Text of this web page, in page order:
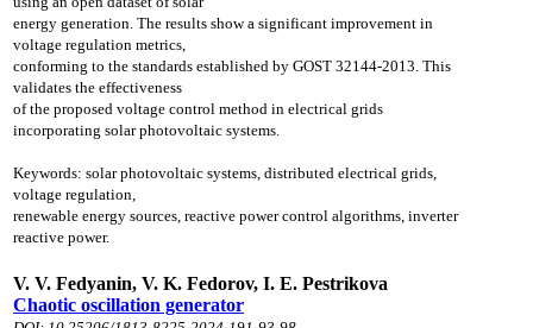
energy generation. The results showa significant improvement in
voltage regulation metrics,
conforming to the standards established by GOST 32144-2013. This
validates the effectiveness
of the proposed voltage control method in electrical grids
incorporating solar photovoltaic systems.
Keywords: solar photovoltaic systems, distributed electrical grids,
voltage regulation,
renewable energy sources, reactive power control algorithms, inverter
reactive power.
V. V. Fedyanin, V. K. Fedorov, I. E. Pestrikova
Chaotic oscillation generator